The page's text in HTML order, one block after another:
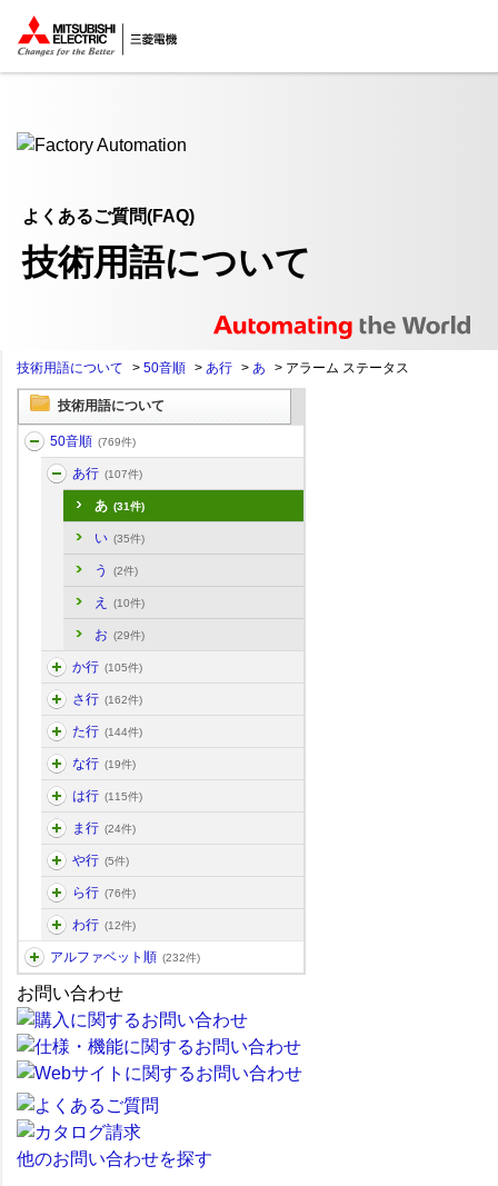
ここから本文
よくあるご質問(FAQ)
技術用語について
技術用語について > 50音順 > あ行 > あ > アラーム ステータス
技術用語について
50音順 (769件)
あ行 (107件)
あ (31件)
い (35件)
う (2件)
え (10件)
お (29件)
か行 (105件)
さ行 (162件)
た行 (144件)
な行 (19件)
は行 (115件)
ま行 (24件)
や行 (5件)
ら行 (76件)
わ行 (12件)
アルファベット順 (232件)
お問い合わせ
他のお問い合わせを探す